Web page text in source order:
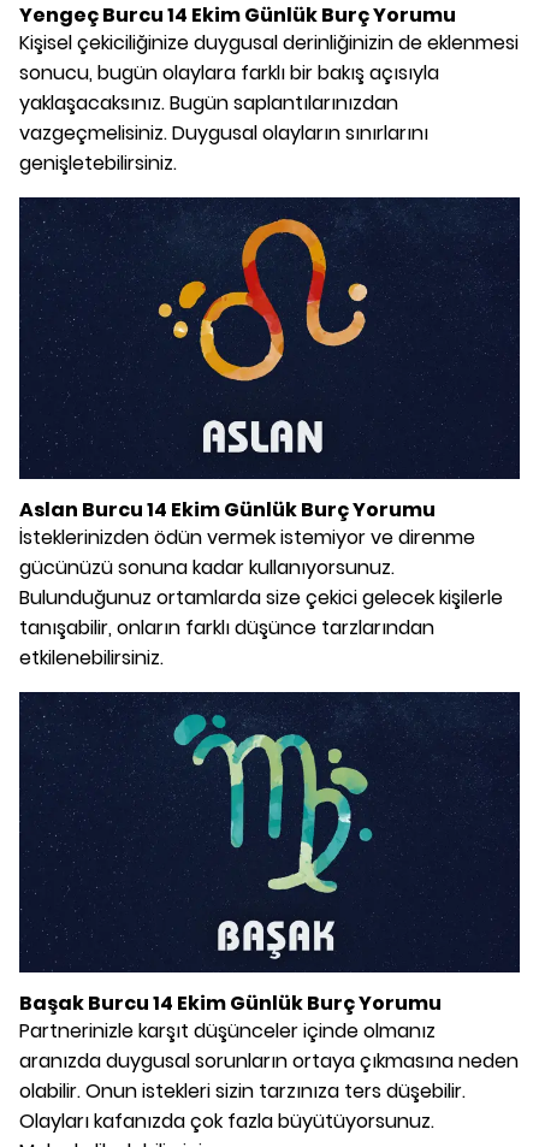
Yengeç Burcu 14 Ekim Günlük Burç Yorumu
Kişisel çekiciliğinize duygusal derinliğinizin de eklenmesi
sonucu, bugün olaylara farklı bir bakış açısıyla
yaklaşacaksınız. Bugün saplantılarınızdan
vazgeçmelisiniz. Duygusal olayların sınırlarını
genişletebilirsiniz.
Aslan Burcu 14 Ekim Günlük Burç Yorumu
İsteklerinizden ödün vermek istemiyor ve direnme
gücünüzü sonuna kadar kullanıyorsunuz.
Bulunduğunuz ortamlarda size çekici gelecek kişilerle
tanışabilir, onların farklı düşünce tarzlarından
etkilenebilirsiniz.
Başak Burcu 14 Ekim Günlük Burç Yorumu
Partnerinizle karşıt düşünceler içinde olmanız
aranızda duygusal sorunların ortaya çıkmasına neden
olabilir. Onun istekleri sizin tarzınıza ters düşebilir.
Olayları kafanızda çok fazla büyütüyorsunuz.